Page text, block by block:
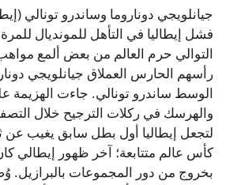
جيانلويجي دوناروما وساندرو تونالي
فشل إيطاليا في التأهل للمونديال للمرة
التوالي حرم العالم من بعض ألمع
رأسهم الحارس العملاق جيانلويجي
الوسط ساندرو تونالي. جاءت الهزيمة
والهرسك في ركلات الترجيح خلال
لتجعل إيطاليا أول بطل سابق يغيب عن
بخروج من دور المجموعات بالبرازيل.